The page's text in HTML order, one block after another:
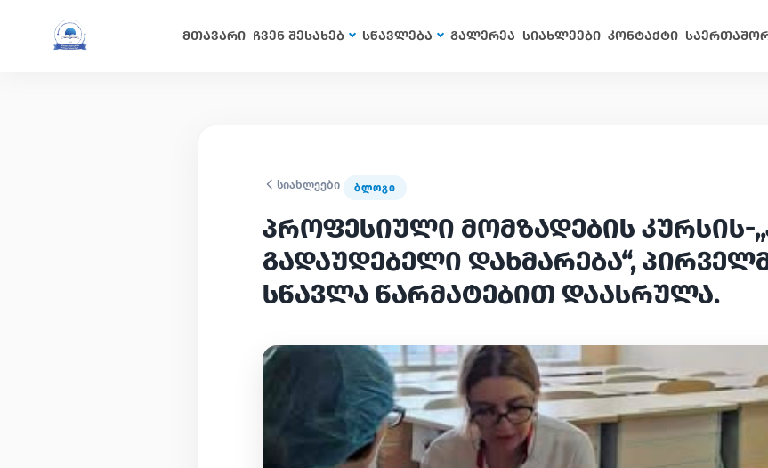
მთავარი ჩვენ შესახებ სწავლება გალერეა სიახლეები კონტაქტი
სიახლეები ᲑᲚᲝᲒᲘ
პროფესიული მომზადების კურსის-
გადაუდებელი დახმარება“,
სწავლა წარმატებით დაასრულა.